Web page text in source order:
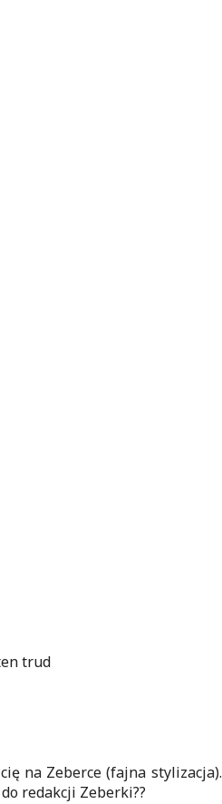
trud
na Zeberce (fajna stylizacja).
redakcji Zeberki??